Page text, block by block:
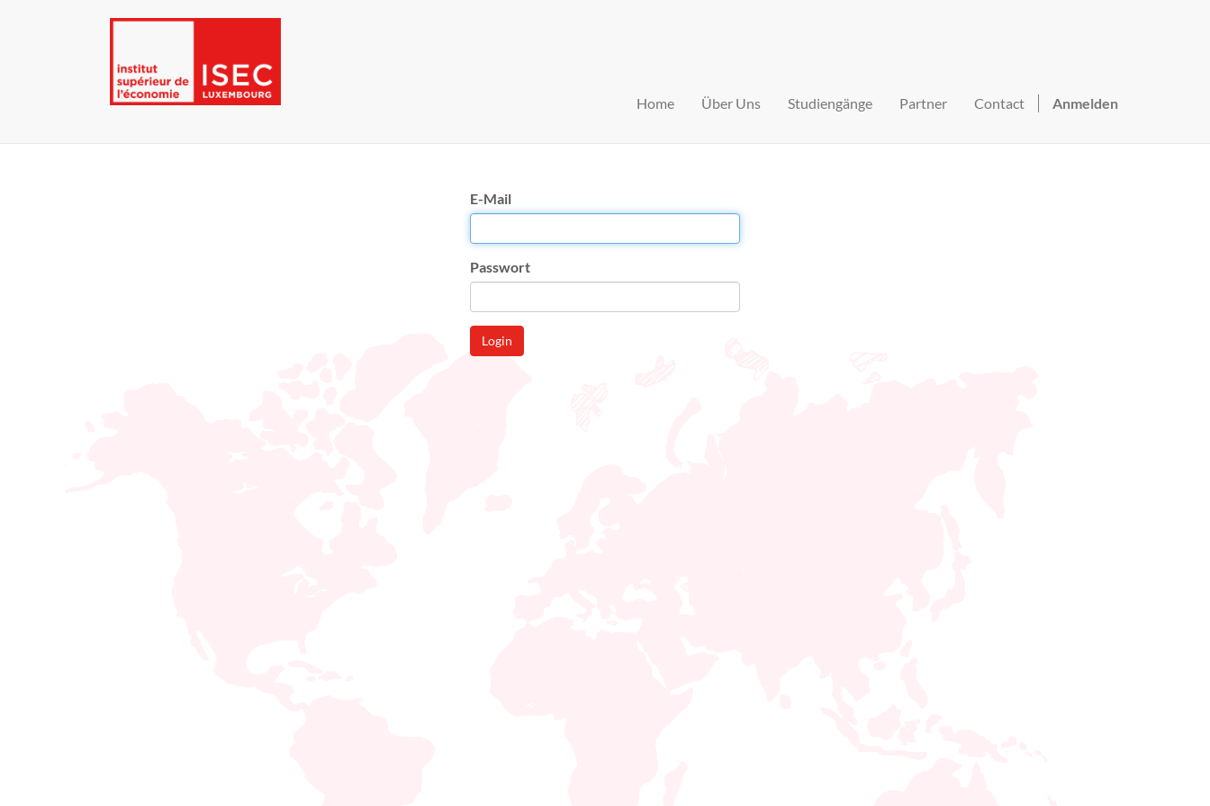
Home Über Uns Studiengänge Partner Contact Anmelden
E-Mail
Passwort
Login